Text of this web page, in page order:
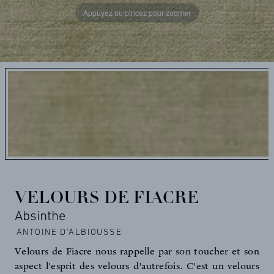
Appuyez ou pincez pour zoomer
VELOURS DE FIACRE
Absinthe
ANTOINE D'ALBIOUSSE
Velours de Fiacre nous rappelle par son toucher et son
aspect l'esprit des velours d'autrefois. C'est un velours